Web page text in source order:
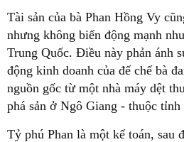
Tài sản của bà Phan Hồng Vy
nhưng không biến động mạnh
Trung Quốc. Điều này phản ánh
động kinh doanh của đế chế bà
nguồn gốc từ một nhà máy dệt
phá sản ở Ngô Giang - thuộc
Tỷ phú Phan là một kế toán, sau